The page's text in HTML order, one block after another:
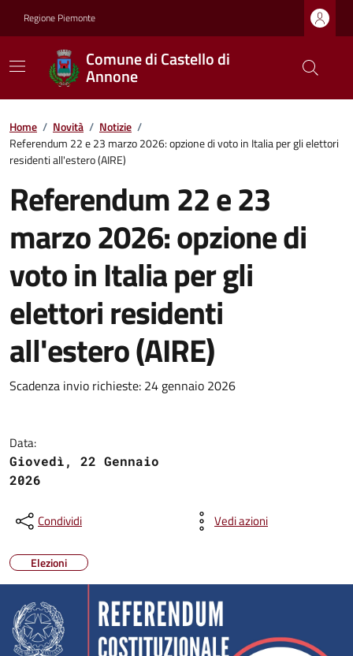
Regione Piemonte
Comune di Castello di
Annone
Home / Novità / Notizie /
Referendum 22 e 23 marzo 2026: opzione di voto in Italia per gli elettori
residenti all'estero (AIRE)
Referendum 22 e 23
marzo 2026: opzione di
voto in Italia per gli
elettori residenti
all'estero (AIRE)
Scadenza invio richieste: 24 gennaio 2026
Data:
Giovedì, 22 Gennaio
2026
Condividi Vedi azioni
Elezioni